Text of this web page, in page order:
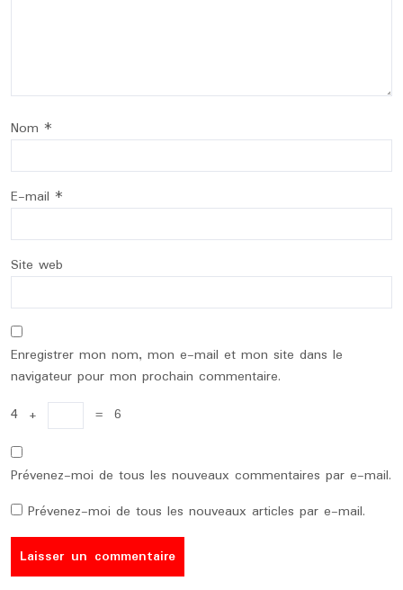
Nom *
E-mail *
Site web
Enregistrer mon nom, mon e-mail et mon site dans le
navigateur pour mon prochain commentaire.
4 + = 6
Prévenez-moi de tous les nouveaux commentaires par e-mail.
Prévenez-moi de tous les nouveaux articles par e-mail.